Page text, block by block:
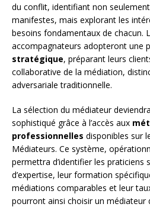
du conflit, identifiant non
manifestes, mais explorant les
besoins fondamentaux de chacun.
accompagnateurs adopteront une
stratégique, préparant leurs
collaborative de la médiation,
adversariale traditionnelle.
La sélection du médiateur
sophistiqué grâce à l’accès aux
professionnelles disponibles sur
Médiateurs. Ce système,
permettra d’identifier les praticiens
d’expertise, leur formation
médiations comparables et leur
pourront ainsi choisir un